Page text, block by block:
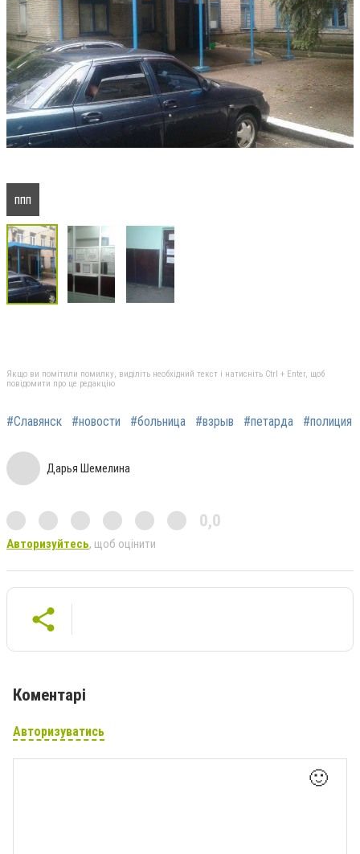
ппп
Якщо ви помітили помилку, виділіть необхідний текст і натисніть Ctrl + Enter, щоб
повідомити про це редакцію
#Славянск #новости #больница #взрыв #петарда #полиция
Дарья Шемелина
0,0
Авторизуйтесь, щоб оцінити
Коментарі
Авторизуватись
🙂